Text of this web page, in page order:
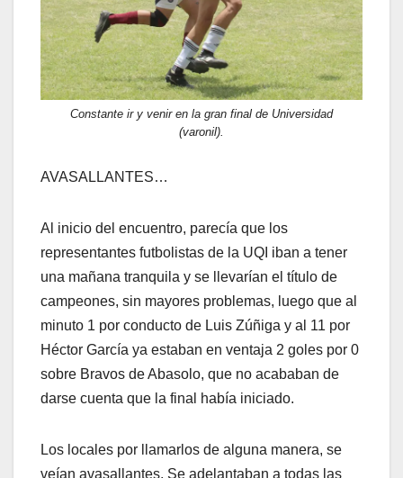
Constante ir y venir en la gran final de Universidad
(varonil).
AVASALLANTES…
Al inicio del encuentro, parecía que los
representantes futbolistas de la UQI iban a tener
una mañana tranquila y se llevarían el título de
campeones, sin mayores problemas, luego que al
minuto 1 por conducto de Luis Zúñiga y al 11 por
Héctor García ya estaban en ventaja 2 goles por 0
sobre Bravos de Abasolo, que no acababan de
darse cuenta que la final había iniciado.
Los locales por llamarlos de alguna manera, se
veían avasallantes. Se adelantaban a todas las